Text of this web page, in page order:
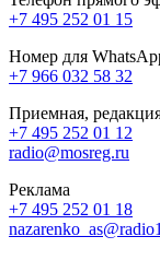
+7 495 252 01 15
Номер для
+7 966 032 58 32
Приемная,
+7 495 252 01 12
radio@mosreg.ru
Реклама
+7 495 252 01 18